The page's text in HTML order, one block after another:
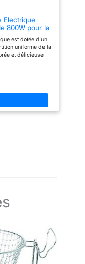
détachées sont
au minimum
CLEAN+ (Réf ATE1)
n'est pas fourni
Electrique
800W pour la
est dotée d'un
uniforme de la
et délicieuse
garantit que vos
et le nettoyage.
est dotée d'une
ou retourner les
: Notre crêpière
et sa conception